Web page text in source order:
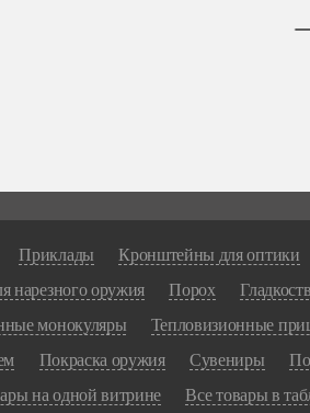
Приклады Кронштейны для оптики
нарезного оружия Порох
монокуляры Тепловизионные
Покраска оружия Сувениры
на одной витрине Все товары в